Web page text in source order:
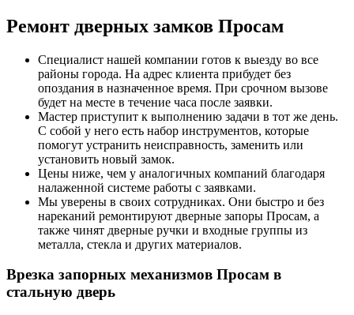
Ремонт дверных замков Просам
Специалист нашей компании готов к выезду во все
районы города. На адрес клиента прибудет без
опоздания в назначенное время. При срочном вызове
будет на месте в течение часа после заявки.
Мастер приступит к выполнению задачи в тот же день.
С собой у него есть набор инструментов, которые
помогут устранить неисправность, заменить или
установить новый замок.
Цены ниже, чем у аналогичных компаний благодаря
налаженной системе работы с заявками.
Мы уверены в своих сотрудниках. Они быстро и без
нареканий ремонтируют дверные запоры Просам, а
также чинят дверные ручки и входные группы из
металла, стекла и других материалов.
Врезка запорных механизмов Просам в
стальную дверь